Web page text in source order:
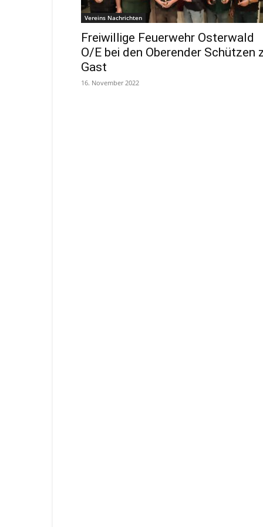
Vereins Nachrichten
Freiwillige Feuerwehr Osterwald
O/E bei den Oberender Schützen
Gast
16. November 2022